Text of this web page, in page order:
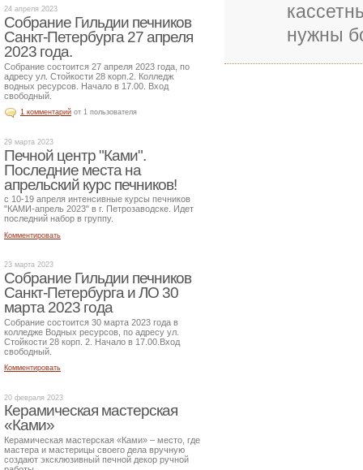
нужны
24 апреля 2023
Собрание Гильдии печников
Санкт-Петербурга 27 апреля
2023 года.
Собрание состоится 27 апреля 2023 года, по
адресу ул. Стойкости 28 корп.2. Колледж
водных ресурсов. Начало в 17.00. Вход
свободный.
1 комментарий от 1 пользователя
29 марта 2023
Печной центр "Ками".
Последние места на
апрельский курс печников!
с 10-19 апреля интенсивные курсы печников
"КАМИ-апрель 2023" в г. Петрозаводске. Идет
последний набор в группу.
Комментировать
23 марта 2023
Собрание Гильдии печников
Санкт-Петербурга и ЛО 30
марта 2023 года
Собрание состоится 30 марта 2023 года в
колледже Водных ресурсов, по адресу ул.
Стойкости 28 корп. 2. Начало в 17.00.Вход
свободный.
Комментировать
20 февраля 2023
Керамическая мастерская
«Ками»
Керамическая мастерская «Ками» – место, где
мастера и мастерицы своего дела вручную
создают эксклюзивный печной декор ручной